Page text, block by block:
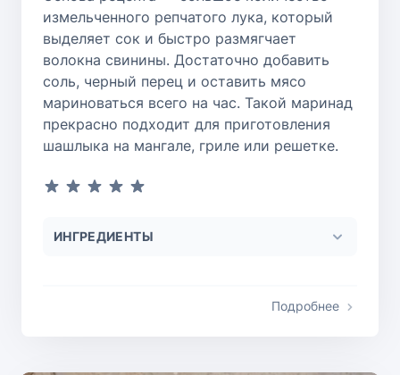
измельченного репчатого лука, который
выделяет сок и быстро размягчает
волокна свинины. Достаточно добавить
соль, черный перец и оставить мясо
мариноваться всего на час. Такой маринад
прекрасно подходит для приготовления
шашлыка на мангале, гриле или решетке.
ИНГРЕДИЕНТЫ
Подробнее